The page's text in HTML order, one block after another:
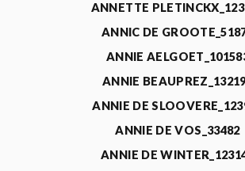
ANNETTE
ANNIC DE
ANNIE
ANNIE
ANNIE DE
ANNIE DE VOS_33482
ANNIE DE